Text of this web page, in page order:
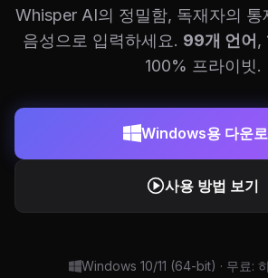
Whisper AI의 정밀함, 독재자의 통
음성으로 입력하세요. 99개 언어,
100% 프라이빗.
Windows용 다운
사용 방법 보기
Windows 10/11 (64-bit) · 무료: